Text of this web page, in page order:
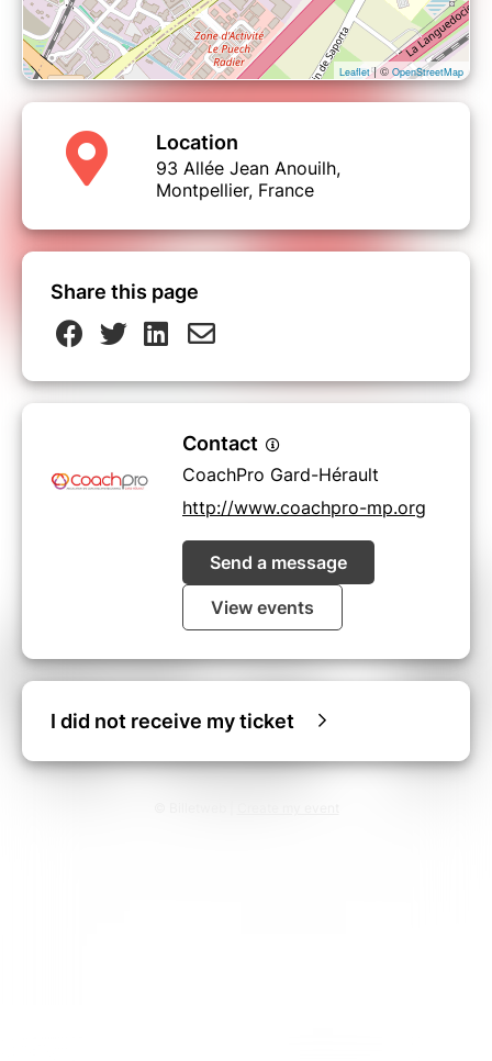
Leaflet| © OpenStreetMap
Location
93 Allée Jean Anouilh,
Montpellier, France
Share this page
Contact
CoachPro Gard-Hérault
http://www.coachpro-mp.org
Send a message
View events
I did not receive my ticket